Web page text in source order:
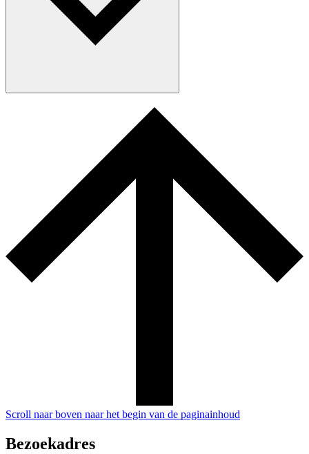
Scroll naar boven naar het begin van de paginainhoud
Bezoekadres